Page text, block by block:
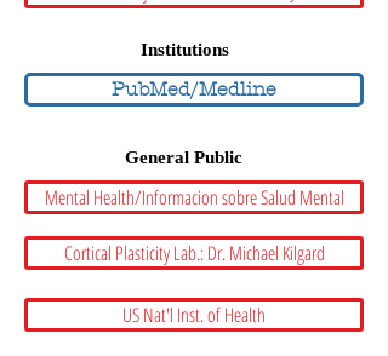
Institutions
PubMed/Medline
General Public
Mental Health/Informacion sobre Salud Mental
Cortical Plasticity Lab.: Dr. Michael Kilgard
US Nat'l Inst. of Health